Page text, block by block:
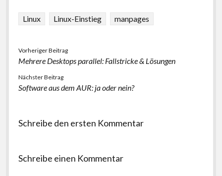
Linux Linux-Einstieg manpages
Vorheriger Beitrag
Mehrere Desktops parallel: Fallstricke & Lösungen
Nächster Beitrag
Software aus dem AUR: ja oder nein?
Schreibe den ersten Kommentar
Schreibe einen Kommentar